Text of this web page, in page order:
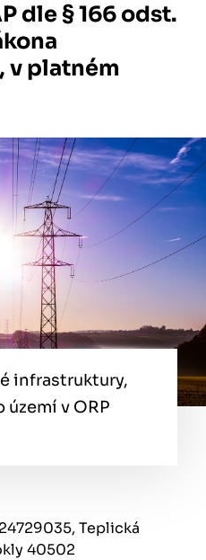
dle § 166 odst.
v platném
infrastruktury,
v ORP
Teplická
40502